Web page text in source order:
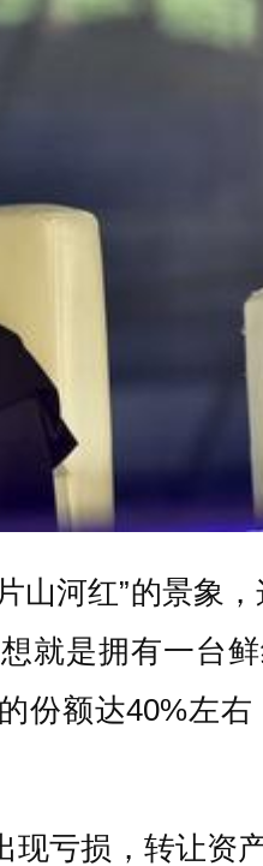
山河红”的景象
就是拥有一台
份额达40%左
亏损，转让资